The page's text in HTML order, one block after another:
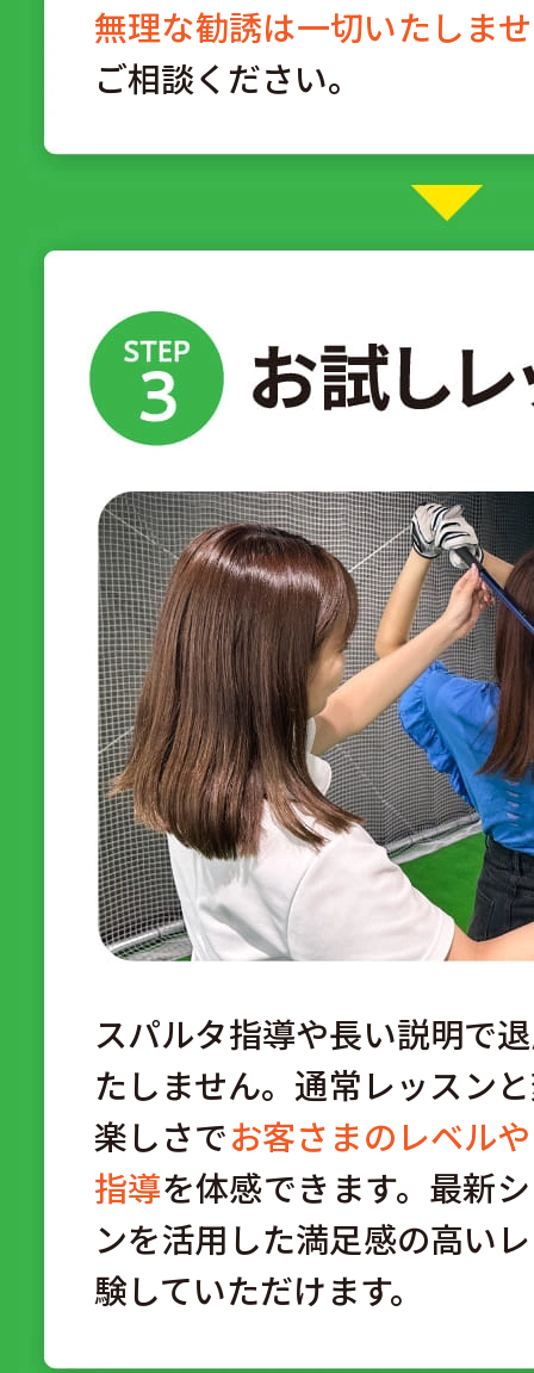
無理な勧誘は一切いたしま
ご相談ください。
スパルタ指導や長い説明で
たしません。通常レッスン
楽しさでお客さまのレベル
指導を体感できます。最新
ンを活用した満足感の高い
験していただけます。